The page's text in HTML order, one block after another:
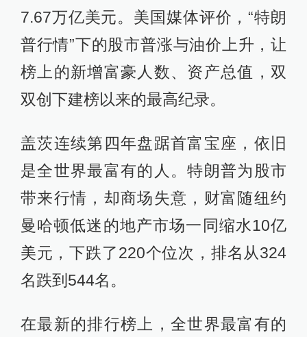
7.67万亿美元。美国媒体评价，“特朗
普行情”下的股市普涨与油价上升，让
榜上的新增富豪人数、资产总值，双
双创下建榜以来的最高纪录。
盖茨连续第四年盘踞首富宝座，依旧
是全世界最富有的人。特朗普为股市
带来行情，却商场失意，财富随纽约
曼哈顿低迷的地产市场一同缩水10亿
美元，下跌了220个位次，排名从324
名跌到544名。
在最新的排行榜上，全世界最富有的